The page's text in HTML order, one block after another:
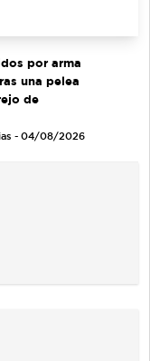
por arma
una pelea
de
- 04/08/2026